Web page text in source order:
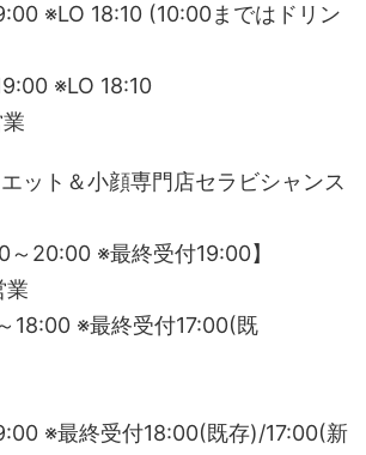
※LO 18:10 (10:00まではドリン
※LO 18:10
ト＆小顔専門店セラビシャンス
～20:00 ※最終受付19:00】
業
18:00 ※最終受付17:00(既
※最終受付18:00(既存)/17:00(新